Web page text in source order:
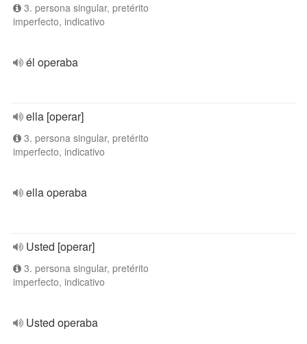
3. persona singular, pretérito
imperfecto, indicativo
él operaba
ella [operar]
3. persona singular, pretérito
imperfecto, indicativo
ella operaba
Usted [operar]
3. persona singular, pretérito
imperfecto, indicativo
Usted operaba